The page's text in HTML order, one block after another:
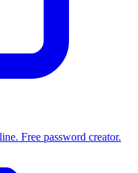
Free password creator.